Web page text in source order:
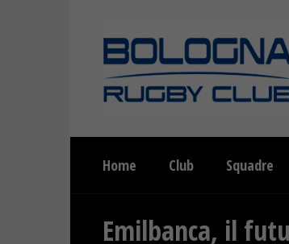
Home Club Squadre
Emilbanca, il